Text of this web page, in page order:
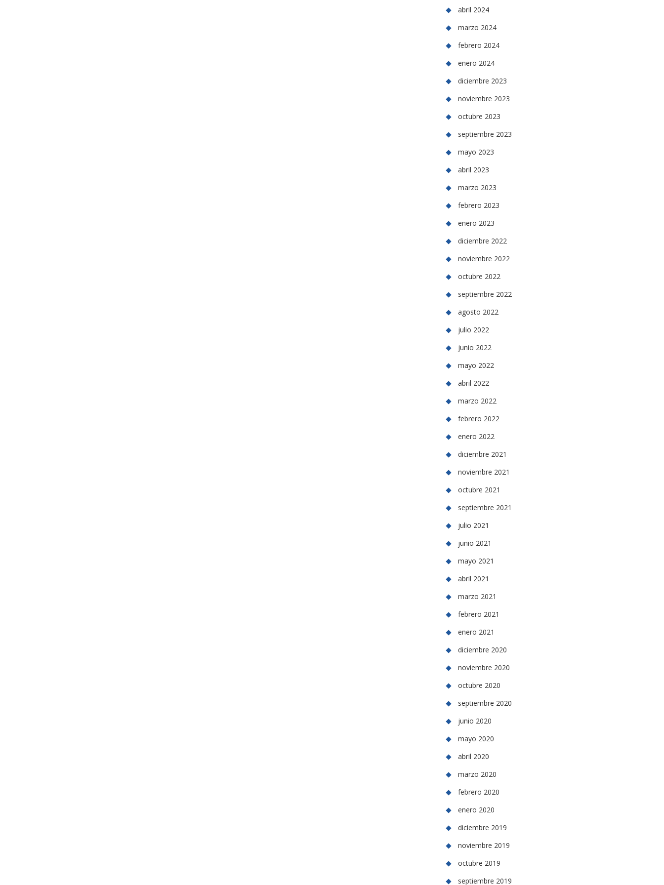
abril 2024
marzo 2024
febrero 2024
enero 2024
diciembre 2023
noviembre 2023
octubre 2023
septiembre 2023
mayo 2023
abril 2023
marzo 2023
febrero 2023
enero 2023
diciembre 2022
noviembre 2022
octubre 2022
septiembre 2022
agosto 2022
julio 2022
junio 2022
mayo 2022
abril 2022
marzo 2022
febrero 2022
enero 2022
diciembre 2021
noviembre 2021
octubre 2021
septiembre 2021
julio 2021
junio 2021
mayo 2021
abril 2021
marzo 2021
febrero 2021
enero 2021
diciembre 2020
noviembre 2020
octubre 2020
septiembre 2020
junio 2020
mayo 2020
abril 2020
marzo 2020
febrero 2020
enero 2020
diciembre 2019
noviembre 2019
octubre 2019
septiembre 2019